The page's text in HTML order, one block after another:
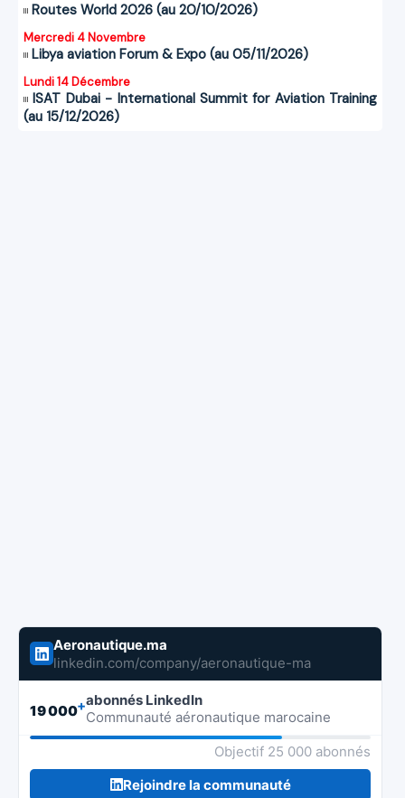
Routes World 2026 (au 20/10/2026)
Mercredi 4 Novembre
Libya aviation Forum & Expo (au 05/11/2026)
Lundi 14 Décembre
ISAT Dubai - International Summit for Aviation Training
(au 15/12/2026)
Aeronautique.ma
linkedin.com/company/aeronautique-ma
19 000+abonnés LinkedIn
Communauté aéronautique marocaine
Objectif 25 000 abonnés
Rejoindre la communauté